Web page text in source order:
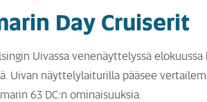
Day Cruiserit
Uivassa venenäyttelyssä
Uivan näyttelylaiturilla pääsee
63 DC:n ominaisuuksia.